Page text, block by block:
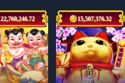
22,760,246.72 15,507,376.32